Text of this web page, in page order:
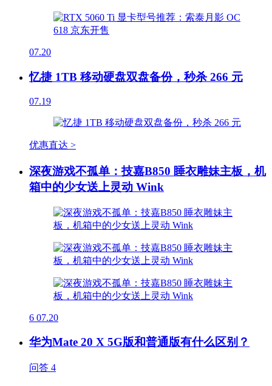
07.20
忆捷 1TB 移动硬盘双盘备份，秒杀 266 元
07.19
优惠直达 >
深夜游戏不孤单：技嘉B850 睡衣雕妹主板，机
箱中的少女送上灵动 Wink
6 07.20
华为Mate 20 X 5G版和普通版有什么区别？
问答 4